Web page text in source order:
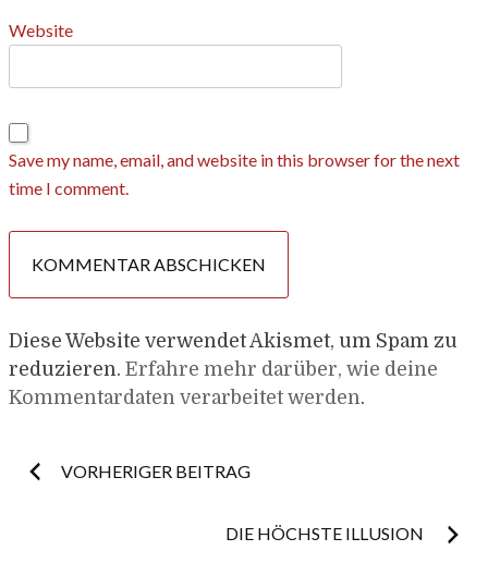
Website
Save my name, email, and website in this browser for the next
time I comment.
Diese Website verwendet Akismet, um Spam zu
reduzieren. Erfahre mehr darüber, wie deine
Kommentardaten verarbeitet werden.
Post
VORHERIGER BEITRAG
DIE HÖCHSTE ILLUSION